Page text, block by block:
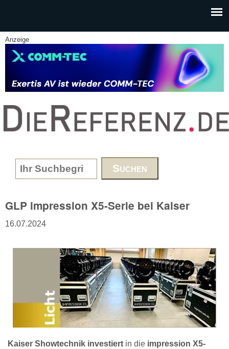
Anzeige
www.DieReferenz.de
Search form
GLP impression X5-Serie bei Kaiser
16.07.2024
Kaiser Showtechnik investiert in die impression X5-